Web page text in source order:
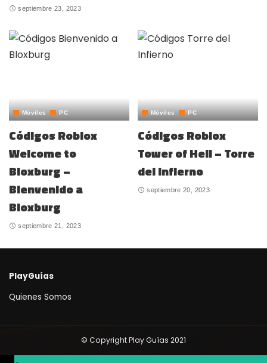
septiembre 23, 2023
Móviles PC
Códigos Roblox
Welcome to
Bloxburg –
Bienvenido a
Bloxburg
septiembre 21, 2023
Móviles PC
Códigos Roblox
Tower of Hell – Torre
del Infierno
septiembre 20, 2023
PlayGuías
Quienes Somos
© Copyright Play Guías 2021